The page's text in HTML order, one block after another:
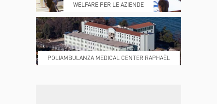
DONA ORA MAGAZINE
WELFARE PER LE AZIENDE
POLIAMBULANZA MEDICAL CENTER RAPHAËL